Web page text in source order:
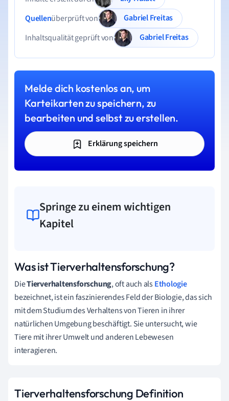
Quellenüberprüft von
Gabriel Freitas
Inhaltsqualität geprüft von
Gabriel Freitas
Melde dich kostenlos an, um
Karteikarten zu speichern, zu
bearbeiten und selbst zu erstellen.
Erklärung speichern
Springe zu einem wichtigen
Kapitel
Was ist Tierverhaltensforschung?
DieTierverhaltensforschung, oft auch alsEthologie
bezeichnet, ist ein faszinierendes Feld der Biologie, das sich
mit dem Studium des Verhaltens von Tieren in ihrer
natürlichen Umgebung beschäftigt. Sie untersucht, wie
Tiere mit ihrer Umwelt und anderen Lebewesen
interagieren.
Tierverhaltensforschung Definition